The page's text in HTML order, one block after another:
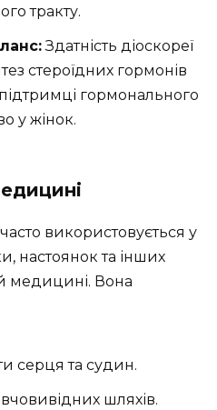
тракту.
Здатність діоскореї
стероїдних гормонів
гормонального
у жінок.
використовується у
настоянок та інших
медицині. Вона
серця та судин.
шляхів.